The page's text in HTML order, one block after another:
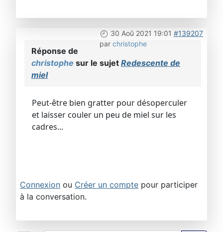
30 Aoû 2021 19:01 #139207
par christophe
Réponse de
christophe sur le sujet Redescente de
miel
Peut-être bien gratter pour désoperculer
et laisser couler un peu de miel sur les
cadres...
Connexion ou Créer un compte pour participer
à la conversation.